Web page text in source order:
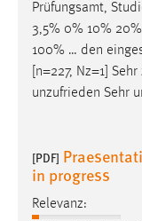
Prüfungsamt,
3,5% 0% 10%
100% … den
[n=227, Nz=1]
unzufrieden Sehr
[PDF]
in progress
Relevanz: